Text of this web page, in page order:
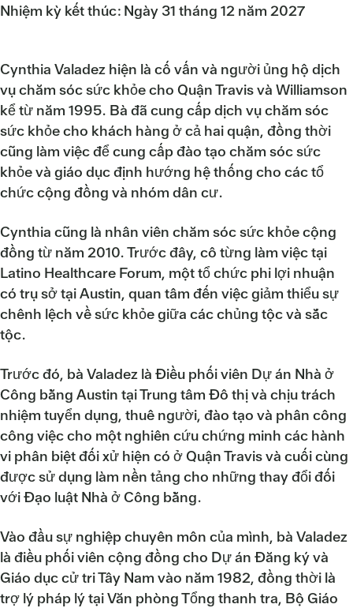
Nhiệm kỳ kết thúc: Ngày 31 tháng 12 năm 2027
Cynthia Valadez hiện là cố vấn và người ủng hộ dịch
vụ chăm sóc sức khỏe cho Quận Travis và Williamson
kể từ năm 1995. Bà đã cung cấp dịch vụ chăm sóc
sức khỏe cho khách hàng ở cả hai quận, đồng thời
cũng làm việc để cung cấp đào tạo chăm sóc sức
khỏe và giáo dục định hướng hệ thống cho các tổ
chức cộng đồng và nhóm dân cư.
Cynthia cũng là nhân viên chăm sóc sức khỏe cộng
đồng từ năm 2010. Trước đây, cô từng làm việc tại
Latino Healthcare Forum, một tổ chức phi lợi nhuận
có trụ sở tại Austin, quan tâm đến việc giảm thiểu sự
chênh lệch về sức khỏe giữa các chủng tộc và sắc
tộc.
Trước đó, bà Valadez là Điều phối viên Dự án Nhà ở
Công bằng Austin tại Trung tâm Đô thị và chịu trách
nhiệm tuyển dụng, thuê người, đào tạo và phân công
công việc cho một nghiên cứu chứng minh các hành
vi phân biệt đối xử hiện có ở Quận Travis và cuối cùng
được sử dụng làm nền tảng cho những thay đổi đối
với Đạo luật Nhà ở Công bằng.
Vào đầu sự nghiệp chuyên môn của mình, bà Valadez
là điều phối viên cộng đồng cho Dự án Đăng ký và
Giáo dục cử tri Tây Nam vào năm 1982, đồng thời là
trợ lý pháp lý tại Văn phòng Tổng thanh tra, Bộ Giáo